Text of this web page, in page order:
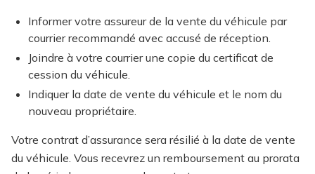
Informer votre assureur de la vente du véhicule par
courrier recommandé avec accusé de réception.
Joindre à votre courrier une copie du certificat de
cession du véhicule.
Indiquer la date de vente du véhicule et le nom du
nouveau propriétaire.
Votre contrat d’assurance sera résilié à la date de vente
du véhicule. Vous recevrez un remboursement au prorata